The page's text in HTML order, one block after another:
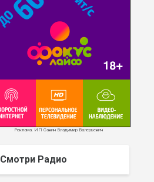
Реклама. ИП Савин Владимир Валерьевич
Смотри Радио